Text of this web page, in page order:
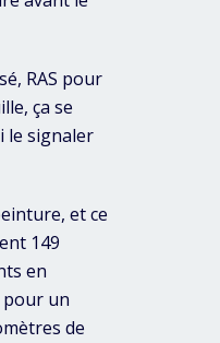
RAS pour
ça se
le signaler
et ce
149
en
pour un
de